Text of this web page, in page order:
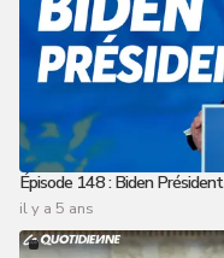
Épisode 148 : Biden Président
il y a 5 ans